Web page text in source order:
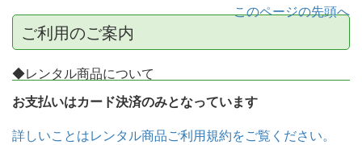
このページの先頭へ
ご利用のご案内
◆レンタル商品について
お支払いはカード決済のみとなっています
詳しいことはレンタル商品ご利用規約をご覧ください。